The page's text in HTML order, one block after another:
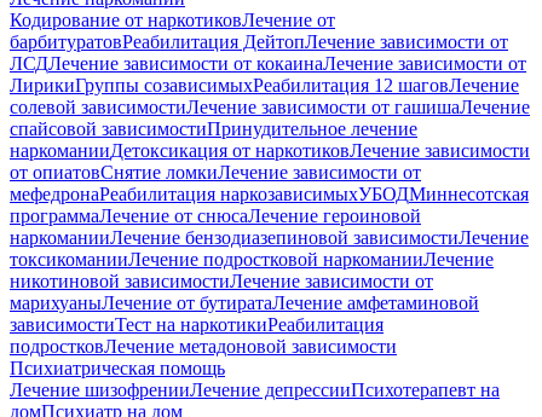
Кодирование от наркотиковЛечение от
барбитуратовРеабилитация ДейтопЛечение зависимости от
ЛСДЛечение зависимости от кокаинаЛечение зависимости от
ЛирикиГруппы созависимыхРеабилитация 12 шаговЛечение
солевой зависимостиЛечение зависимости от гашишаЛечение
спайсовой зависимостиПринудительное лечение
наркоманииДетоксикация от наркотиковЛечение зависимости
от опиатовСнятие ломкиЛечение зависимости от
мефедронаРеабилитация наркозависимыхУБОДМиннесотская
программаЛечение от снюсаЛечение героиновой
наркоманииЛечение бензодиазепиновой зависимостиЛечение
токсикоманииЛечение подростковой наркоманииЛечение
никотиновой зависимостиЛечение зависимости от
марихуаныЛечение от бутиратаЛечение амфетаминовой
зависимостиТест на наркотикиРеабилитация
подростковЛечение метадоновой зависимости
Психиатрическая помощь
Лечение шизофренииЛечение депрессииПсихотерапевт на
домПсихиатр на дом